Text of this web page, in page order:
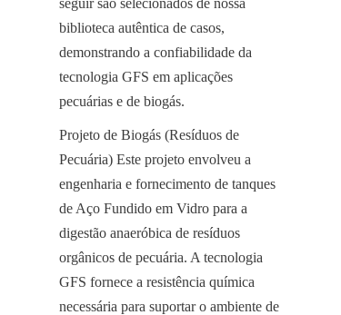
biblioteca autêntica de casos,
demonstrando a confiabilidade da
tecnologia GFS em aplicações
pecuárias e de biogás.
Projeto de Biogás (Resíduos de
Pecuária) Este projeto envolveu a
engenharia e fornecimento de tanques
de Aço Fundido em Vidro para a
digestão anaeróbica de resíduos
orgânicos de pecuária. A tecnologia
GFS fornece a resistência química
necessária para suportar o ambiente de